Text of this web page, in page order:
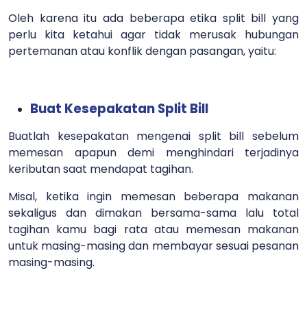
Oleh karena itu ada beberapa etika split bill yang
perlu kita ketahui agar tidak merusak hubungan
pertemanan atau konflik dengan pasangan, yaitu:
Buat Kesepakatan Split Bill
Buatlah kesepakatan mengenai split bill sebelum
memesan apapun demi menghindari terjadinya
keributan saat mendapat tagihan.
Misal, ketika ingin memesan beberapa makanan
sekaligus dan dimakan bersama-sama lalu total
tagihan kamu bagi rata atau memesan makanan
untuk masing-masing dan membayar sesuai pesanan
masing-masing.